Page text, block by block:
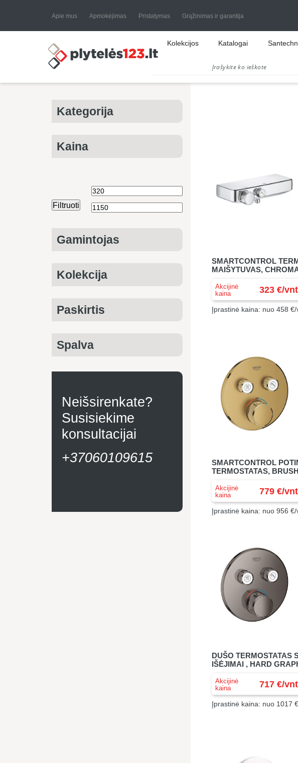
Apie mus Apmokėjimas Pristatymas Grąžinimas ir garantija
Kolekcijos Katalogai
Kategorija
Kaina
Min
kaina
Filtruoti
Gamintojas
Kolekcija
Paskirtis
Spalva
Neišsirenkate?
Susisiekime
konsultacijai
+37060109615
SMARTCONTROL
MAIŠYTUVAS,
Akcijinė
kaina
323 €/
Įprastinė kaina: nuo 458 €/
SMARTCONTROL
TERMOSTATAS,
Akcijinė
kaina
779 €/
Įprastinė kaina: nuo 956 €/
DUŠO TERMOSTATAS
IŠĖJIMAI , HARD
Akcijinė
kaina
717 €/
Įprastinė kaina: nuo 1017